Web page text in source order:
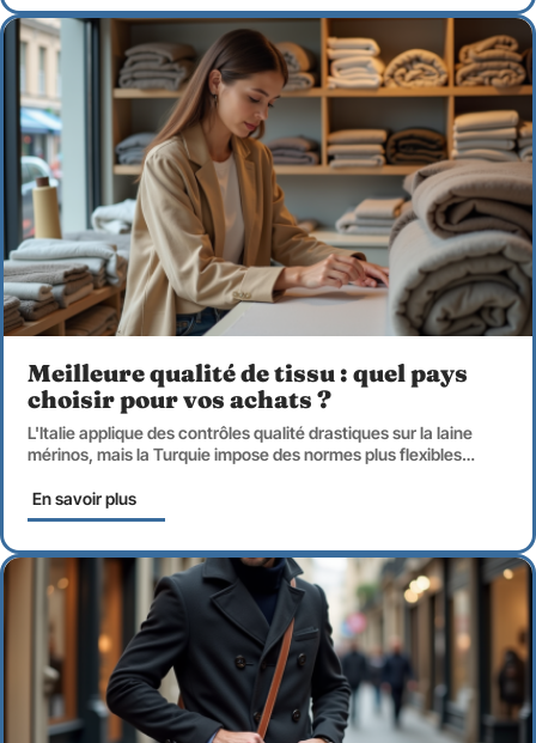
Meilleure qualité de tissu : quel pays
choisir pour vos achats ?
L'Italie applique des contrôles qualité drastiques sur la laine
mérinos, mais la Turquie impose des normes plus flexibles…
En savoir plus